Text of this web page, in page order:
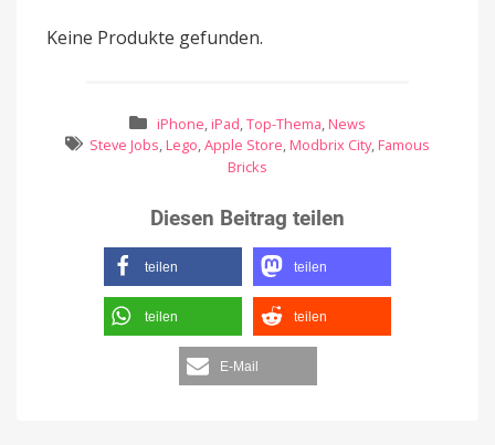
Keine Produkte gefunden.
iPhone, iPad,Top-Thema, News
Steve Jobs, Lego,Apple Store, Modbrix City, Famous
Bricks
Diesen Beitrag teilen
teilen teilen
teilen teilen
E-Mail